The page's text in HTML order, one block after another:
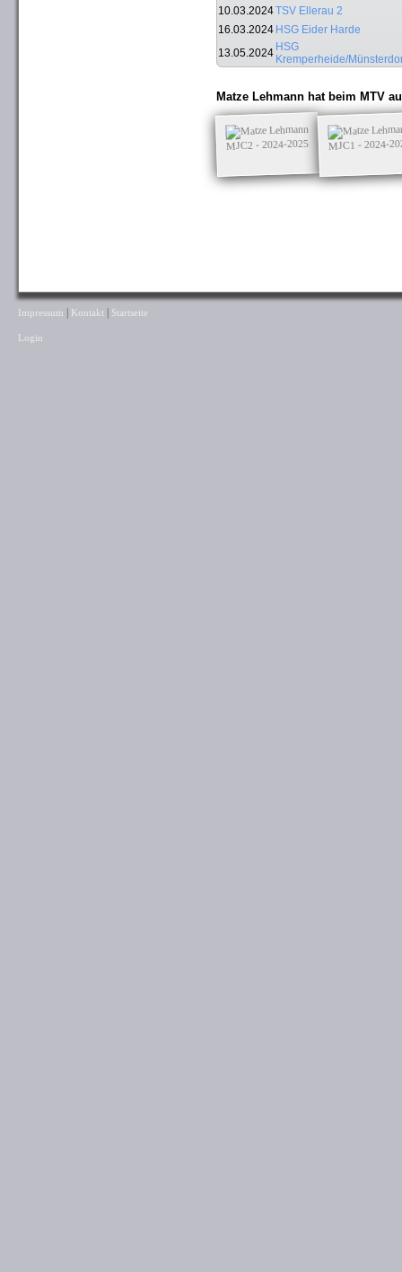
10.03.2024TSV Ellerau 2
16.03.2024 HSG Eider Harde
13.05.2024 HSG
Kremperheide/
Matze Lehmann hat beim MTV
MJC2 - 2024-2025 MJC1 - 2024-
Impressum Kontakt Startseite
Login